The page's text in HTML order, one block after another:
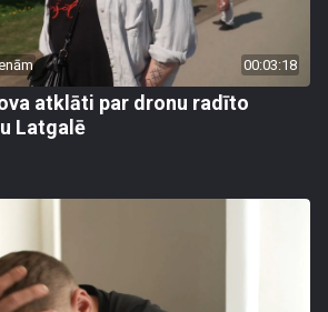
00:03:18
atklāti par dronu radīto
Latgalē